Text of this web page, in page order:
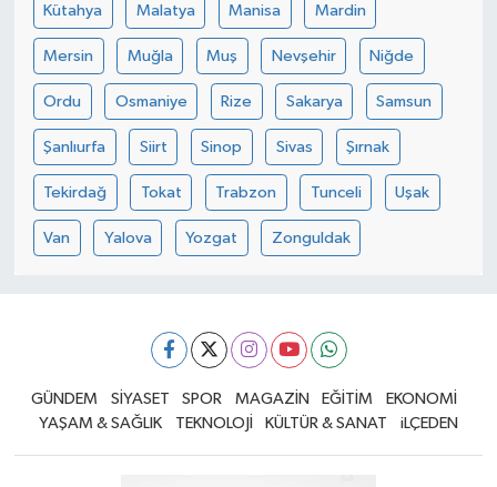
Kütahya Malatya Manisa Mardin
Mersin Muğla Muş Nevşehir Niğde
Ordu Osmaniye Rize Sakarya Samsun
Şanlıurfa Siirt Sinop Sivas Şırnak
Tekirdağ Tokat Trabzon Tunceli Uşak
Van Yalova Yozgat Zonguldak
GÜNDEM SİYASET SPOR MAGAZİN EĞİTİM
EKONOMİ
YAŞAM & SAĞLIK
TEKNOLOJİ KÜLTÜR & SANAT iLÇEDEN